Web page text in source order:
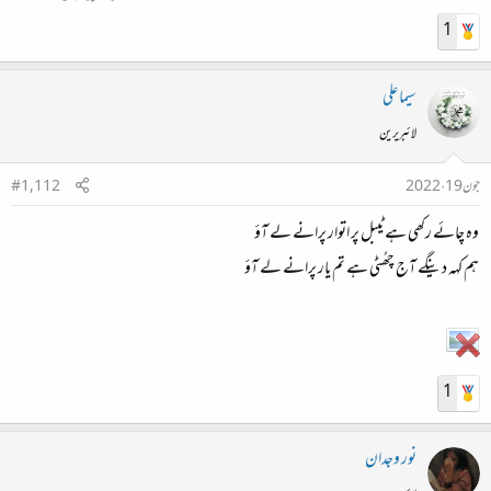
1
سیما علی
لائبریرین
جون 19، 2022
#1,112
‏ وہ چائے رکھی ہے ٹیبل پر اتوار پرانے لے آؤ
‏ ہم کہہ دینگے آج چھُٹی ہے ‏تم یار پرانے لے آؤ
1
نور وجدان